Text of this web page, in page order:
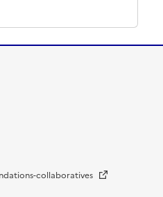
collaboratives Nouvelle fenêtre